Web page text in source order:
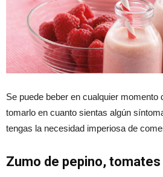
Se puede beber en cualquier momento
tomarlo en cuanto sientas algún
tengas la necesidad imperiosa de
Zumo de pepino, tomates